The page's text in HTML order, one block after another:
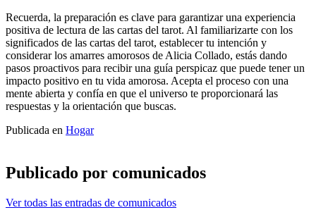
Recuerda, la preparación es clave para garantizar una experiencia
positiva de lectura de las cartas del tarot. Al familiarizarte con los
significados de las cartas del tarot, establecer tu intención y
considerar los amarres amorosos de Alicia Collado, estás dando
pasos proactivos para recibir una guía perspicaz que puede tener un
impacto positivo en tu vida amorosa. Acepta el proceso con una
mente abierta y confía en que el universo te proporcionará las
respuestas y la orientación que buscas.
Publicada en Hogar
Publicado por comunicados
Ver todas las entradas de comunicados